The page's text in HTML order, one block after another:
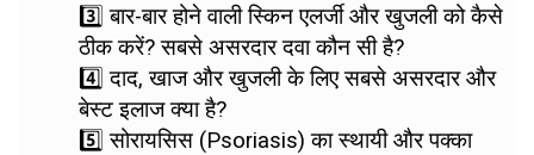
3️⃣ बार-बार होने वाली स्किन एलर्जी और खुजली को कैसे
ठीक करें? सबसे असरदार दवा कौन सी है?
4️⃣ दाद, खाज और खुजली के लिए सबसे असरदार और
बेस्ट इलाज क्या है?
5️⃣ सोरायसिस (Psoriasis) का स्थायी और पक्का